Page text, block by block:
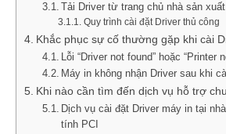
Tải Driver từ trang chủ nhà sản xuất
Quy trình cài đặt Driver thủ công
Khắc phục sự cố thường gặp khi cài
Lỗi “Driver not found” hoặc “Printer
Máy in không nhận Driver sau khi
Khi nào cần tìm đến dịch vụ hỗ trợ
Dịch vụ cài đặt Driver máy in tại
tính PCI